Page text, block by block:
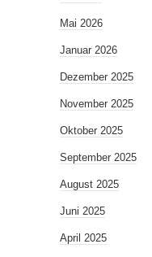
Mai 2026
Januar 2026
Dezember 2025
November 2025
Oktober 2025
September 2025
August 2025
Juni 2025
April 2025